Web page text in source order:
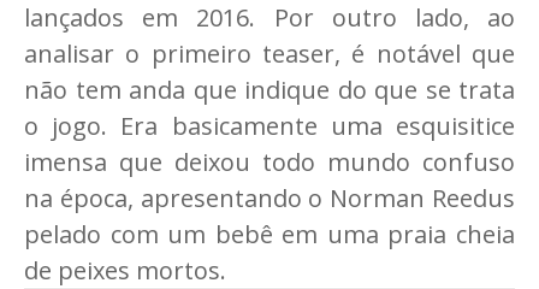
lançados em 2016. Por outro lado, ao
analisar o primeiro teaser, é notável que
não tem anda que indique do que se trata
o jogo. Era basicamente uma esquisitice
imensa que deixou todo mundo confuso
na época, apresentando o Norman Reedus
pelado com um bebê em uma praia cheia
de peixes mortos.